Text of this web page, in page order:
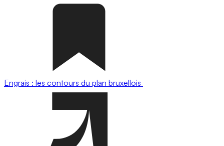
Engrais : les contours du plan bruxellois